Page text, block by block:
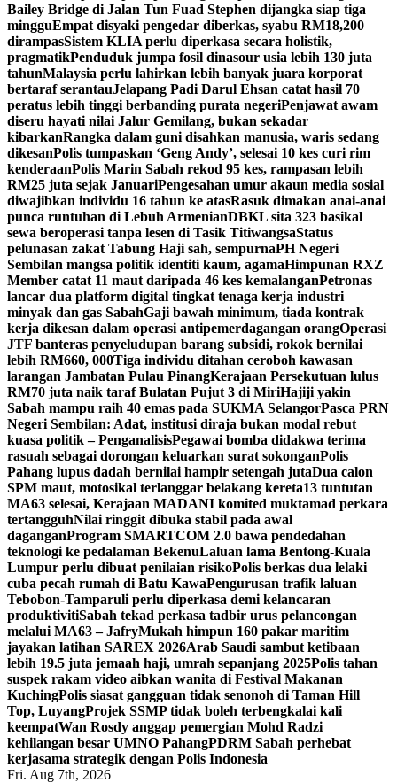
Bailey Bridge di Jalan Tun Fuad Stephen dijangka siap tiga
mingguEmpat disyaki pengedar diberkas, syabu RM18,200
dirampasSistem KLIA perlu diperkasa secara holistik,
pragmatikPenduduk jumpa fosil dinasour usia lebih 130 juta
tahunMalaysia perlu lahirkan lebih banyak juara korporat
bertaraf serantauJelapang Padi Darul Ehsan catat hasil 70
peratus lebih tinggi berbanding purata negeriPenjawat awam
diseru hayati nilai Jalur Gemilang, bukan sekadar
kibarkanRangka dalam guni disahkan manusia, waris sedang
dikesanPolis tumpaskan ‘Geng Andy’, selesai 10 kes curi rim
kenderaanPolis Marin Sabah rekod 95 kes, rampasan lebih
RM25 juta sejak JanuariPengesahan umur akaun media sosial
diwajibkan individu 16 tahun ke atasRasuk dimakan anai-anai
punca runtuhan di Lebuh ArmenianDBKL sita 323 basikal
sewa beroperasi tanpa lesen di Tasik TitiwangsaStatus
pelunasan zakat Tabung Haji sah, sempurnaPH Negeri
Sembilan mangsa politik identiti kaum, agamaHimpunan RXZ
Member catat 11 maut daripada 46 kes kemalanganPetronas
lancar dua platform digital tingkat tenaga kerja industri
minyak dan gas SabahGaji bawah minimum, tiada kontrak
kerja dikesan dalam operasi antipemerdagangan orangOperasi
JTF banteras penyeludupan barang subsidi, rokok bernilai
lebih RM660, 000Tiga individu ditahan ceroboh kawasan
larangan Jambatan Pulau PinangKerajaan Persekutuan lulus
RM70 juta naik taraf Bulatan Pujut 3 di MiriHajiji yakin
Sabah mampu raih 40 emas pada SUKMA SelangorPasca PRN
Negeri Sembilan: Adat, institusi diraja bukan modal rebut
kuasa politik – PenganalisisPegawai bomba didakwa terima
rasuah sebagai dorongan keluarkan surat sokonganPolis
Pahang lupus dadah bernilai hampir setengah jutaDua calon
SPM maut, motosikal terlanggar belakang kereta13 tuntutan
MA63 selesai, Kerajaan MADANI komited muktamad perkara
tertangguhNilai ringgit dibuka stabil pada awal
daganganProgram SMARTCOM 2.0 bawa pendedahan
teknologi ke pedalaman BekenuLaluan lama Bentong-Kuala
Lumpur perlu dibuat penilaian risikoPolis berkas dua lelaki
cuba pecah rumah di Batu KawaPengurusan trafik laluan
Tebobon-Tamparuli perlu diperkasa demi kelancaran
produktivitiSabah tekad perkasa tadbir urus pelancongan
melalui MA63 – JafryMukah himpun 160 pakar maritim
jayakan latihan SAREX 2026Arab Saudi sambut ketibaan
lebih 19.5 juta jemaah haji, umrah sepanjang 2025Polis tahan
suspek rakam video aibkan wanita di Festival Makanan
KuchingPolis siasat gangguan tidak senonoh di Taman Hill
Top, LuyangProjek SSMP tidak boleh terbengkalai kali
keempatWan Rosdy anggap pemergian Mohd Radzi
kehilangan besar UMNO PahangPDRM Sabah perhebat
kerjasama strategik dengan Polis Indonesia
Fri. Aug 7th, 2026